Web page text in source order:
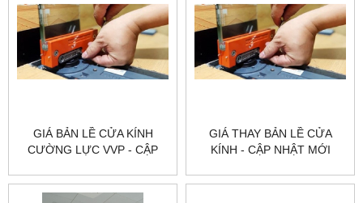
GIÁ BẢN LỀ CỬA KÍNH
CƯỜNG LỰC VVP - CẬP
GIÁ THAY BẢN LỀ CỬA
KÍNH - CẬP NHẬT MỚI
THẾ